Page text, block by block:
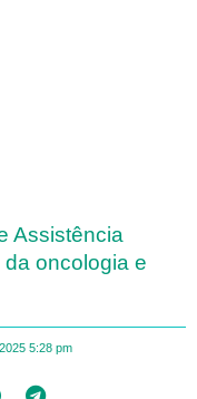
Assistência
oncologia e
5:28 pm